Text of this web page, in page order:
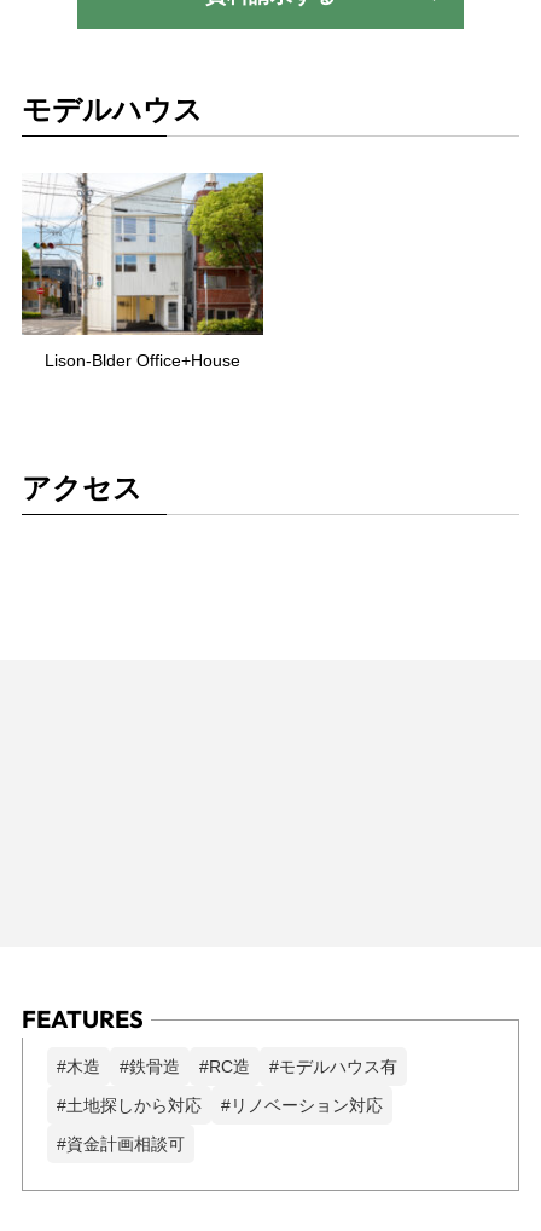
モデルハウス
Lison-Blder Office+House
アクセス
FEATURES
#木造 #鉄骨造 #RC造
#モデルハウス有
#土地探しから対応
#リノベーション対応
#資金計画相談可